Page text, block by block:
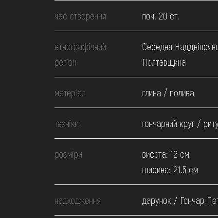
ВІДВІДАТИ
НАВЧИТИСЯ
ПОСЛУГИ
час створення поч. 20 ст.
етнографічний
регіон
Середня
Полтавщина
матеріал глина / полива
техніки гончарний круг /
розміри
висота: 12 см
ширина: 21.5 см
надходження дарунок / Гончар